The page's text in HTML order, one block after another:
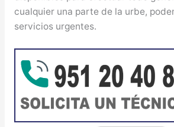
cualquier una parte de la urbe,
servicios urgentes.